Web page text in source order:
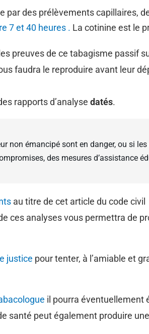
par des prélèvements capillaires,
7 et 40 heures . La cotinine est le
preuves de ce tabagisme passif
faudra le reproduire avant leur
rapports d’analyse datés.
non émancipé sont en danger, ou si
des mesures d’assistance
au titre de cet article du code civil
ces analyses vous permettra de
justice pour tenter, à l’amiable et
il pourra éventuellement
santé peut également produire